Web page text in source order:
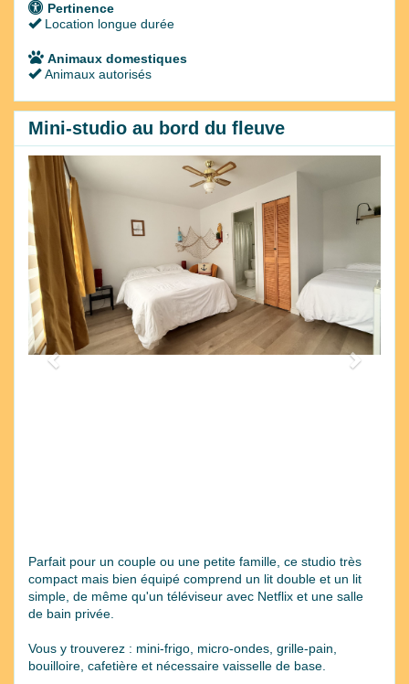
Pertinence
Location longue durée
Animaux domestiques
Animaux autorisés
Mini-studio au bord du fleuve
Previous
Parfait pour un couple ou une petite famille, ce studio très
compact mais bien équipé comprend un lit double et un lit
simple, de même qu'un téléviseur avec Netflix et une salle
de bain privée.
Vous y trouverez : mini-frigo, micro-ondes, grille-pain,
bouilloire, cafetière et nécessaire vaisselle de base.